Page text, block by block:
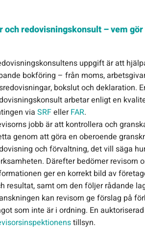
och redovisningskonsult – vem gör
uppgift är att
bokföring – från moms,
bokslut och deklaration.
arbetar enligt en
via SRFellerFAR.
jobb är att kontrollera och
genom att göra en oberoende
och förvaltning, det vill säga
Därefter bedömer revisorn
ger en korrekt bild av
resultat, samt om den följer rådande
kan revisorn ge förslag på
som inte är i ordning. En
tillsyn.